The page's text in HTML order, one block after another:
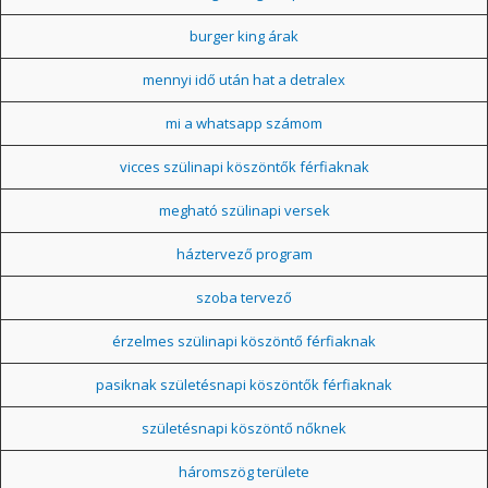
burger king árak
mennyi idő után hat a detralex
mi a whatsapp számom
vicces szülinapi köszöntők férfiaknak
megható szülinapi versek
háztervező program
szoba tervező
érzelmes szülinapi köszöntő férfiaknak
pasiknak születésnapi köszöntők férfiaknak
születésnapi köszöntő nőknek
háromszög területe